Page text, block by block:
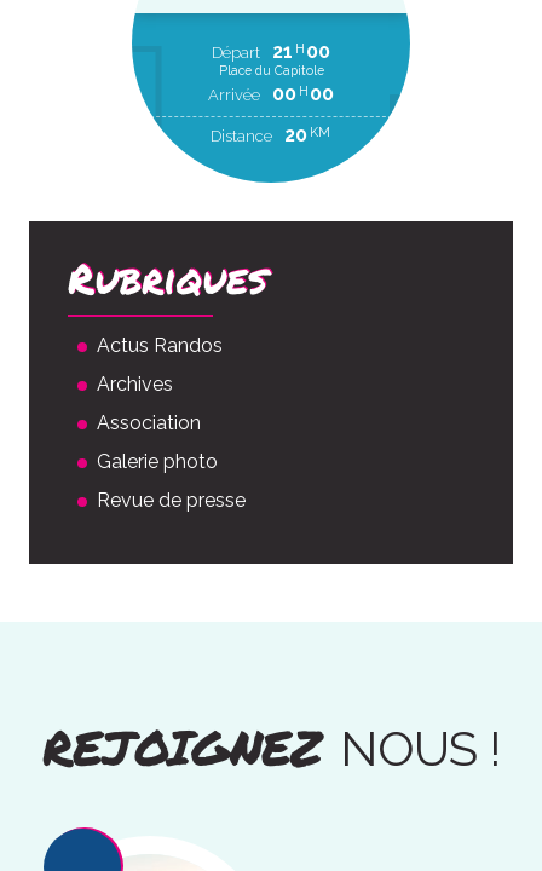
Départ 21 H 00
Place du Capitole
Arrivée 00 H 00
Distance 20 KM
Rubriques
Actus Randos
Archives
Association
Galerie photo
Revue de presse
REJOIGNEZ NOUS !